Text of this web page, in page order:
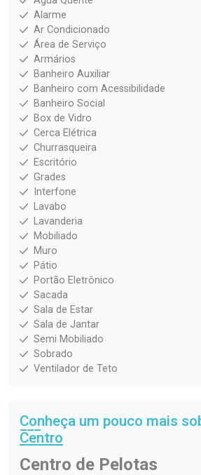
Alarme
Ar Condicionado
Área de Serviço
Armários
Banheiro Auxiliar
Banheiro com Acessibilidade
Banheiro Social
Box de Vidro
Cerca Elétrica
Churrasqueira
Escritório
Grades
Interfone
Lavabo
Lavanderia
Mobiliado
Muro
Pátio
Portão Eletrônico
Sacada
Sala de Estar
Sala de Jantar
Semi Mobiliado
Sobrado
Ventilador de Teto
Conheça um pouco mais
Centro
Centro de Pelotas